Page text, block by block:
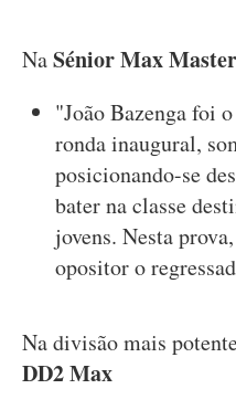
NaSénior Max Master
"João Bazenga foi
ronda inaugural,
posicionando-se
bater na classe
jovens. Nesta
opositor o
Na divisão mais
DD2 Max